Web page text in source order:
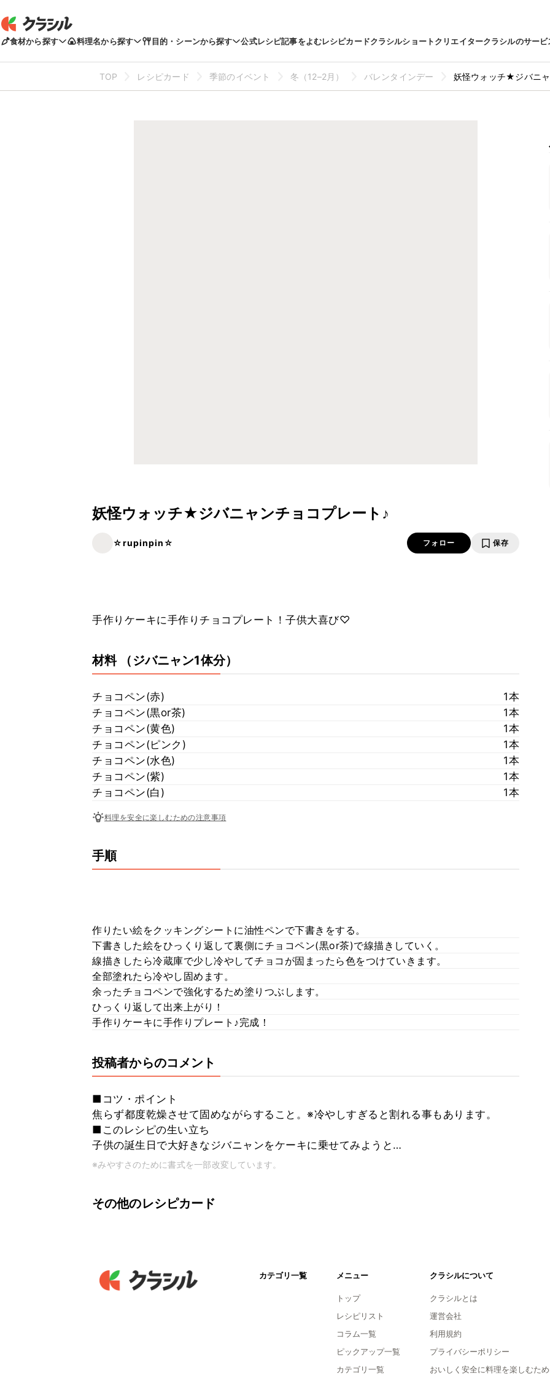
食材から探す 料理名から探す 目的・シーンから探す 公式レシピ記事をよむレシピカードクラシルショートクリエイタークラシルのサービ
TOP レシピカード 季節のイベント 冬（12–2月） バレンタインデー 妖怪ウォッチ★ジバニ
妖怪ウォッチ★ジバニャンチョコプレート♪
☆rupinpin☆ フォロー 保存
手作りケーキに手作りチョコプレート！子供大喜び♡
材料 （ジバニャン1体分）
チョコペン(赤)
1本
チョコペン(黒or茶)
1本
チョコペン(黄色)
1本
チョコペン(ピンク)
1本
チョコペン(水色)
1本
チョコペン(紫)
1本
チョコペン(白)
1本
料理を安全に楽しむための注意事項
手順
作りたい絵をクッキングシートに油性ペンで下書きをする。
下書きした絵をひっくり返して裏側にチョコペン(黒or茶)で線描きしていく。
線描きしたら冷蔵庫で少し冷やしてチョコが固まったら色をつけていきます。
全部塗れたら冷やし固めます。
余ったチョコペンで強化するため塗りつぶします。
ひっくり返して出来上がり！
手作りケーキに手作りプレート♪完成！
投稿者からのコメント
■コツ・ポイント
焦らず都度乾燥させて固めながらすること。※冷やしすぎると割れる事もあります。
■このレシピの生い立ち
子供の誕生日で大好きなジバニャンをケーキに乗せてみようと…
※みやすさのために書式を一部改変しています。
その他のレシピカード
カテゴリ一覧 メニュー
トップ
レシピリスト
コラム一覧
ピックアップ一覧
カテゴリ一覧
クラシルについて
クラシルとは
運営会社
利用規約
プライバシーポリシー
おいしく安全に料理を楽しむため